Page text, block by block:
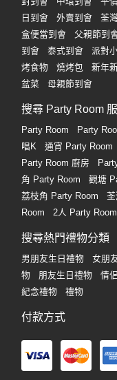
日到會
外賣到會 荃
盒便當到會
父親節到
到會
泰式到會 派對
烤食物
燒烤包 新年
盆菜
母親節到會
搜尋 Party Room
Party Room Party
唱K
通宵 Party Room
Party Room 廚房
角 Party Room
觀塘
荔枝角 Party Room
Room
2人 Party Room
搜尋熱門禮物分類
男朋友生日禮物 女朋
物
朋友生日禮物 情
紀念禮物
禮物
付款方式